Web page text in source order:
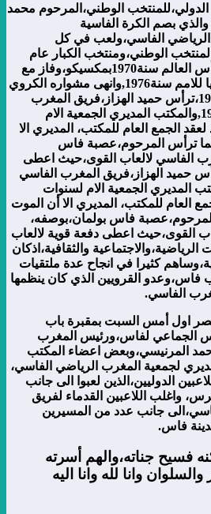
الدولي،للمنتخب الوطني،المرحوم محمد
بصم الكرة الفاسية
الرياضي الفاسي،ولعب في كل
الوطني،ومنتخب الكبار عام
1968,وشارك في نهائيات كأس العالم سنة1970بمكسيكو،وفاز مع
النخبة الوطنية بكاس افريقيا للامم سنة1976,وانهى مشواره الكروي
مع المنتخب الوطني عام1979،ترأس حميد الهزاز،فريق المغرب
الفاسي لكرةالقدم،سنة 1994,والمكتب المديري الجمعية الام
الجمع العام للمكتب، المديري الا
ترأس المرحوم،عصبة فاس
الفاسي لالعاب القوى،حيث اعطى
حميد الهزاز،فريق المغرب الفاسي
1994,والمكتب المديري الجمعية الام لسنوات
العام للمكتب، المديري الا أن الموت
فاس بولمان،بوصفه،
القوى،حيث اعطى دفعة قوية لالعاب
والثقافية،اذكان
كثيرا في انجاح عدة ملتقيات
فاس،وعدو القرويين الذي كان ينظمها
الفاسي.
اول أمس السبت بمقبرة باب
الجماعي لفاس،ورئيس المغرب
المرنيسي،وبعض اعضاء المكتب
لجمعية المغرب الرياضي الفاسي،
الدوليين،الذين لعبوا الى جانب
واغلب اللاعبين القدماء لفريق
جانب عدد من المسيرين
فاس.
فسيح جناته،والهم أسرته
وانا لله وانا اليه